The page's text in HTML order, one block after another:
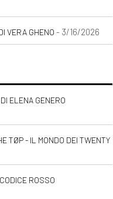
VERA GHENO - 3/16/2026
ELENA GENERO
TØP - IL MONDO DEI TWENTY
ROSSO